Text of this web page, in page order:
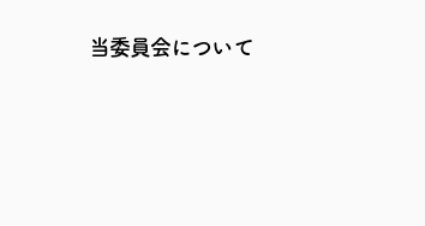
当委員会について